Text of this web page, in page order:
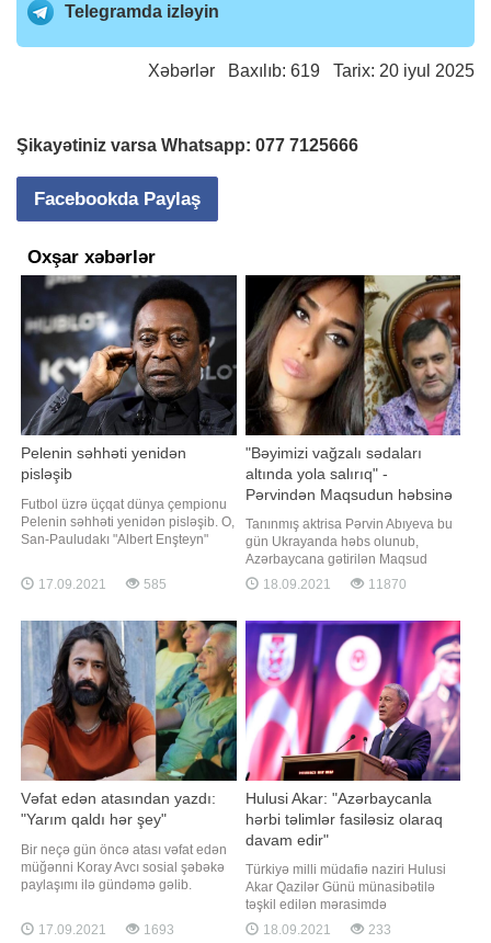
Telegramda izləyin
Xəbərlər Baxılıb: 619 Tarix: 20 iyul 2025
Şikayətiniz varsa Whatsapp: 077 7125666
Facebookda Paylaş
Oxşar xəbərlər
Pelenin səhhəti yenidən
pisləşib
Futbol üzrə üçqat dünya çempionu
Pelenin səhhəti yenidən pisləşib. O,
San-Pauludakı "Albert Enşteyn"
terapiya şöbəsinə köçürülüb.
Braziliyalı futbol əfsanəsinin qırtlaq
Ağırlaşmanın müvəqqəti olduğu,
xüsusi müalicə və qulluq sayəsind
17.09.2021 585
"Bəyimizi vağzalı sədaları
altında yola salırıq" -
Pərvindən Maqsudun həbsinə
reaksiya
Tanınmış aktrisa Pərvin Abıyeva bu
gün Ukrayanda həbs olunub,
Azərbaycana gətirilən Maqsud
Mahmudovla bağlı paylaşım edib. -
a istinadən xəbər verir ki, tanınmış
ədalət" adlandırıb: . "İlahi Ədalət və
dövlətimizin ədaləti! Bu qədər
insanın haqqına girməyi
18.09.2021 11870
Vəfat edən atasından yazdı:
"Yarım qaldı hər şey"
Bir neçə gün öncə atası vəfat edən
müğənni Koray Avcı sosial şəbəkə
paylaşımı ilə gündəmə gəlib.
atasının fotosunu paylaşan sənətçi
hisslərini belə ifadə edib:. "Mənə
17.09.2021 1693
Hulusi Akar: "Azərbaycanla
hərbi təlimlər fasiləsiz olaraq
davam edir"
Türkiyə milli müdafiə naziri Hulusi
Akar Qazilər Günü münasibətilə
təşkil edilən mərasimdə
Azərbaycana dəstək çıxışı edib. Bu
barədə məlumat Türkiyə Milli
18.09.2021 233